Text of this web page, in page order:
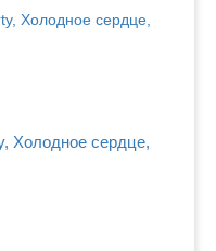
Холодное сердце,